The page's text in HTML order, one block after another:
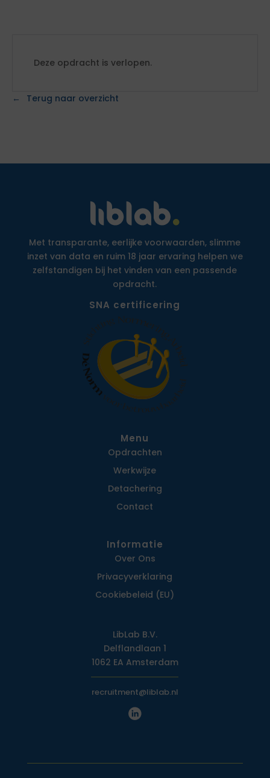
Deze opdracht is verlopen.
Terug naar overzicht
Met transparante, eerlijke voorwaarden, slimme
inzet van data en ruim 18 jaar ervaring helpen we
zelfstandigen bij het vinden van een passende
opdracht.
SNA certificering
Menu
Opdrachten
Werkwijze
Detachering
Contact
Informatie
Over Ons
Privacy­verklaring
Cookiebeleid (EU)
LibLab B.V.
Delflandlaan 1
1062 EA Amsterdam
recruitment@liblab.nl